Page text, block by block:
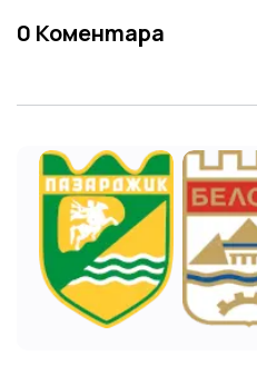
0 Коментара